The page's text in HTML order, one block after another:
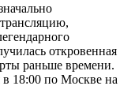
откровенная
раньше времени.
в 18:00 по Москве на